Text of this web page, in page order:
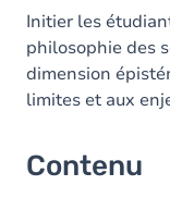
Initier les
philosophie des
dimension
limites et aux
Contenu